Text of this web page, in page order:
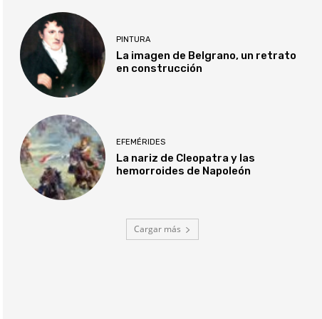
PINTURA
La imagen de Belgrano, un retrato
en construcción
EFEMÉRIDES
La nariz de Cleopatra y las
hemorroides de Napoleón
Cargar más